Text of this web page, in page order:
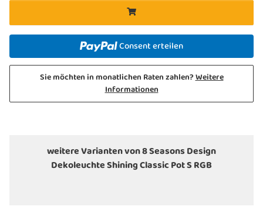
Consent erteilen
Sie möchten in monatlichen Raten zahlen?Weitere
Informationen
weitere Varianten von 8 Seasons Design
Dekoleuchte Shining Classic Pot S RGB